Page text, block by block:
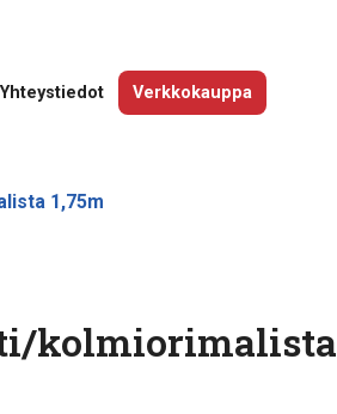
Yhteystiedot Verkkokauppa
1,75m
kolmiorimalista